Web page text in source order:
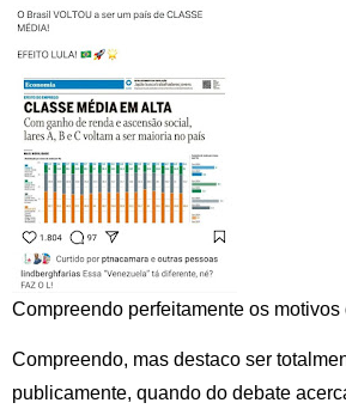
Compreendo perfeitamente os
Compreendo, mas destaco ser
publicamente, quando do debate